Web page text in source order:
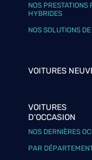
NOS
HYBRIDES
NOS SOLUTIONS
VOITURES
VOITURES
D'OCCASION
NOS DERNIÈRES
PAR